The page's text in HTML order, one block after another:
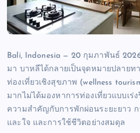
Bali, Indonesia — 20 กุมภาพันธ์
มา บาหลีได้กลายเป็นจุดหมายปลายท
ท่องเที่ยวเชิงสุขภาพ (wellness
มากไม่ได้มองหาการท่องเที่ยวแบบเร่
ความสำคัญกับการพักผ่อนระยะยาว
และใจ และการใช้ชีวิตอย่างสมดุล